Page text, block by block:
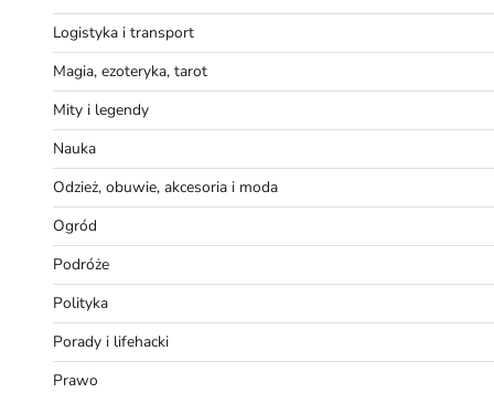
Logistyka i transport
Magia, ezoteryka, tarot
Mity i legendy
Nauka
Odzież, obuwie, akcesoria i moda
Ogród
Podróże
Polityka
Porady i lifehacki
Prawo